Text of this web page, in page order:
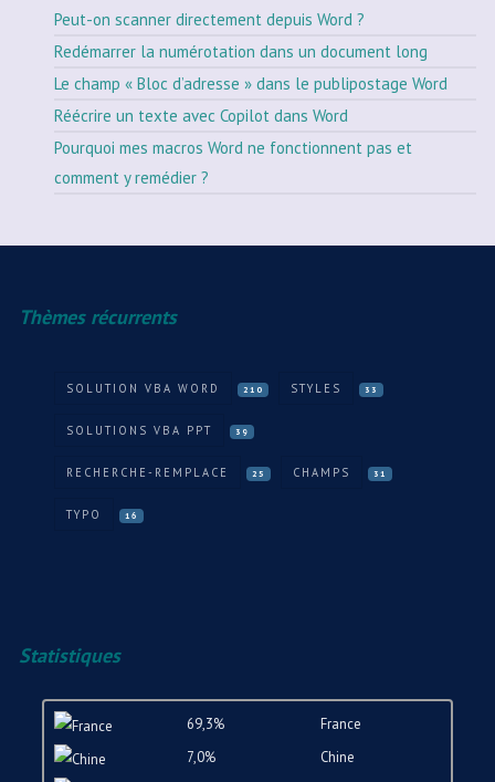
Peut-on scanner directement depuis Word ?
Redémarrer la numérotation dans un document long
Le champ « Bloc d’adresse » dans le publipostage Word
Réécrire un texte avec Copilot dans Word
Pourquoi mes macros Word ne fonctionnent pas et
comment y remédier ?
Thèmes récurrents
SOLUTION VBA WORD 210 STYLES 33
SOLUTIONS VBA PPT 39
RECHERCHE-REMPLACE 25 CHAMPS 31
TYPO 16
Statistiques
69,3%
France
7,0%
Chine